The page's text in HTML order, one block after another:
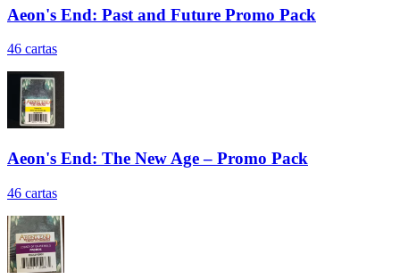
Aeon's End: Past and Future Promo Pack
46 cartas
Aeon's End: The New Age – Promo Pack
46 cartas